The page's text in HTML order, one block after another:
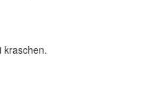
kraschen.